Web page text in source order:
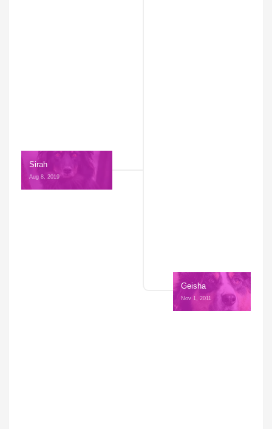
Sirah
Aug 8, 2019
Geisha
Nov 1, 2011